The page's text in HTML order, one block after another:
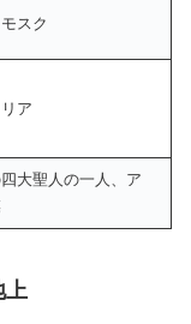
スク
ア
大聖人の一人、ア
上